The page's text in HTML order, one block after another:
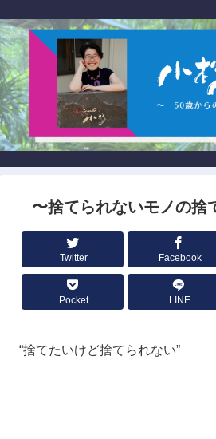
〜捨てられないモノの捨
Twitter Facebook
Pocket LINE
“捨てたいけど捨てられない”